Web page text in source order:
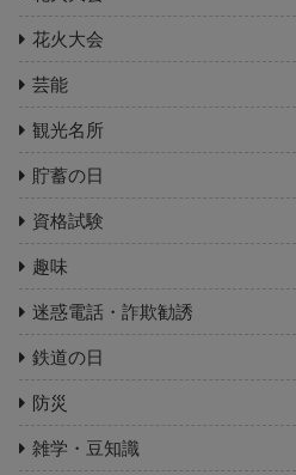
花火大会
芸能
観光名所
貯蓄の日
資格試験
趣味
迷惑電話・詐欺勧誘
鉄道の日
防災
雑学・豆知識